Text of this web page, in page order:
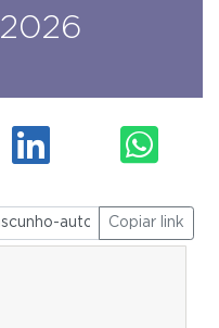
2026
Copiar link